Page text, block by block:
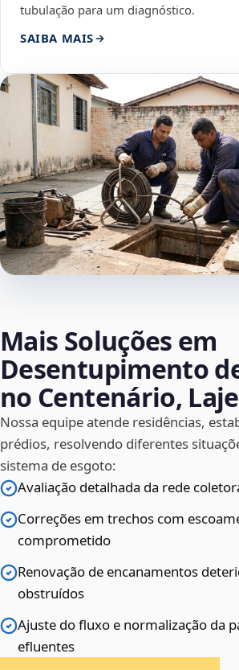
tubulação para um diagnóstico.
SAIBA MAIS
Mais Soluções em
Desentupimento
no Centenário,
Nossa equipe atende residências,
prédios, resolvendo diferentes
sistema de esgoto:
Avaliação detalhada da rede
Correções em trechos com
comprometido
Renovação de encanamentos
obstruídos
Ajuste do fluxo e normalização da
efluentes